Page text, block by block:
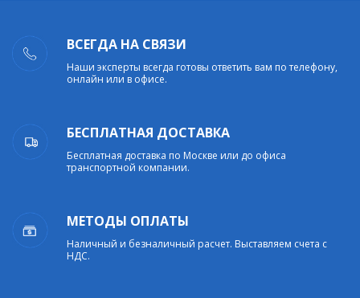
ВСЕГДА НА СВЯЗИ
Наши эксперты всегда готовы ответить вам по телефону,
онлайн или в офисе.
БЕСПЛАТНАЯ ДОСТАВКА
Бесплатная доставка по Москве или до офиса
транспортной компании.
МЕТОДЫ ОПЛАТЫ
Наличный и безналичный расчет. Выставляем счета с
НДС.